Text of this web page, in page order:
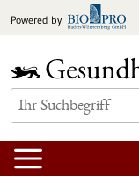
Inhalt
Powered by